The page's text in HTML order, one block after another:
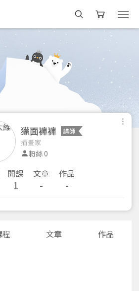
獴面褲褲 講師
插畫家
粉絲 0
開課
1
文章
-
作品
-
程 文章 作品